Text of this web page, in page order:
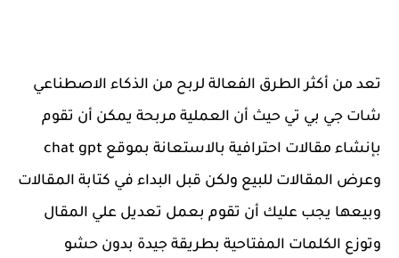
تعد من أكثر الطرق الفعالة لربح من الذكاء الاصطناعي
شات جي بي تي حيث أن العملية مربحة يمكن أن تقوم
بإنشاء مقالات احترافية بالاستعانة بموقع chat gpt
وعرض المقالات للبيع ولكن قبل البداء في كتابة المقالات
وبيعها يجب عليك أن تقوم بعمل تعديل علي المقال
وتوزع الكلمات المفتاحية بطريقة جيدة بدون حشو